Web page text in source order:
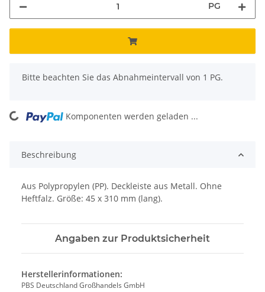
PG
x
Bitte beachten Sie das Abnahmeintervall von 1 PG.
Loading... Komponenten werden geladen ...
Beschreibung
Aus Polypropylen (PP). Deckleiste aus Metall. Ohne
Heftfalz. Größe: 45 x 310 mm (lang).
Angaben zur Produktsicherheit
Herstellerinformationen:
PBS Deutschland Großhandels GmbH